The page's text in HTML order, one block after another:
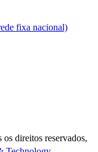
fixa nacional)
direitos reservados,